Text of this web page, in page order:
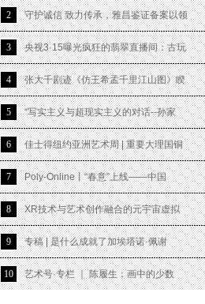
2 守护诚信 致力传承，雅昌鉴证备案以领
3 央视3·15曝光疯狂的翡翠直播间：古玩
4 张大千剧迹《仿王希孟千里江山图》睽
5 “写实主义与超现实主义的对话--孙家
6 佳士得纽约亚洲艺术周 | 重要大理国铜
7 Poly-Online丨“春意”上线——中国
8 XR技术与艺术创作融合的元宇宙虚拟
9 专稿 | 是什么成就了加埃塔诺·佩谢
10 艺术号·专栏 ｜ 陈履生：画中的少数